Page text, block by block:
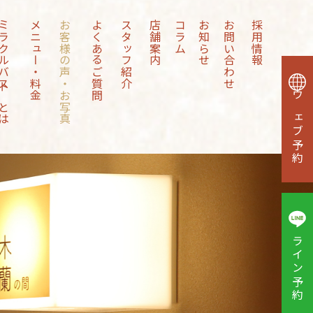
トとは メニュー・料金 お客様の声・お写真 よくあるご質問 スタッフ紹介 店舗案内 コラム お知らせ お問い合わせ 採用情報
ウェブ予約
ライン予約